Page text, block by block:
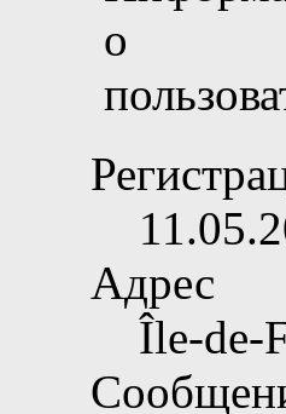
Адрес
Île-de-